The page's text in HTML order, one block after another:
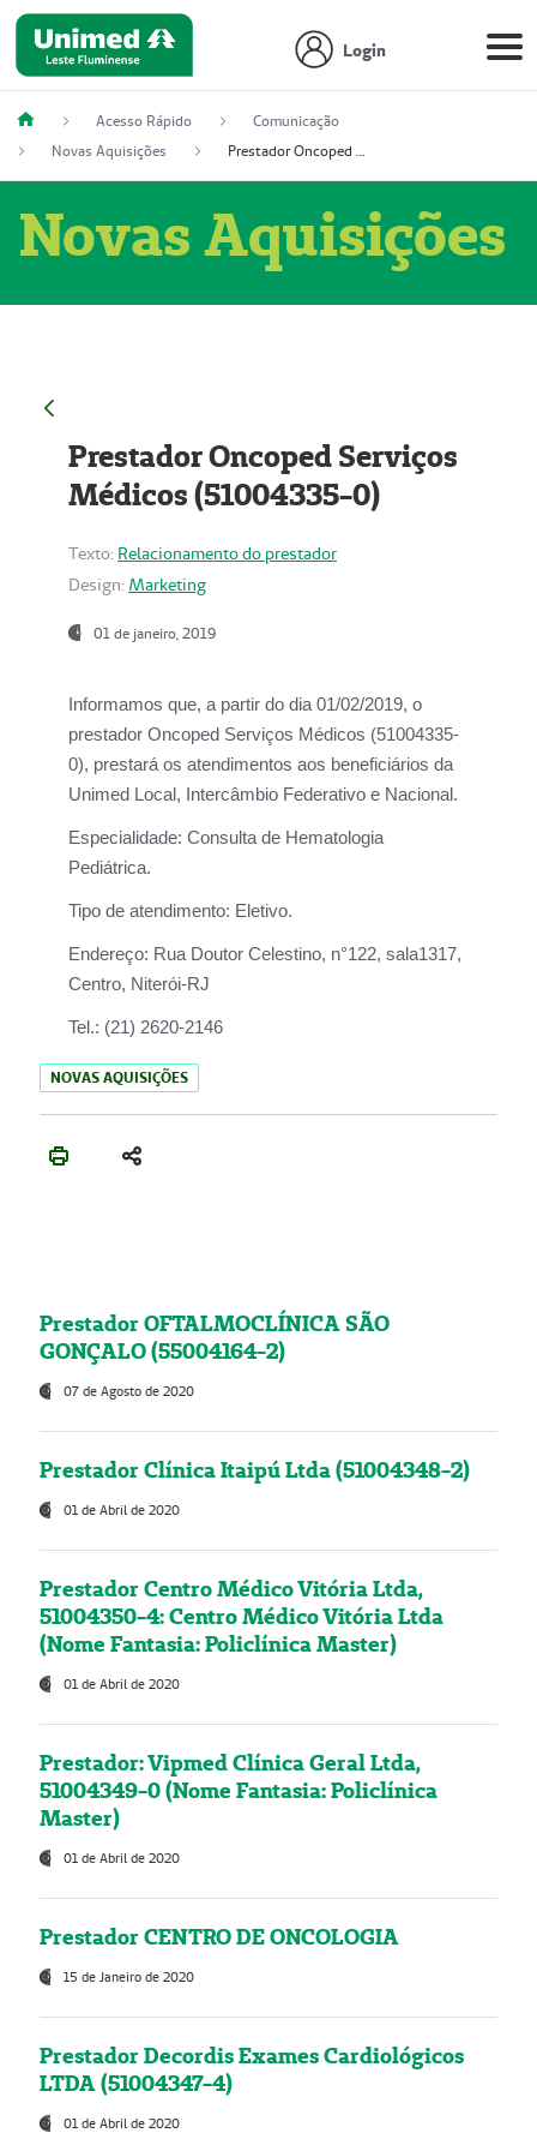
Login
Acesso Rápido
Comunicação
Novas Aquisições
Prestador Oncoped Serviços Médicos (51004335-0)
Novas Aquisições
Prestador Oncoped Serviços
Médicos (51004335-0)
Texto: Relacionamento do prestador
Design: Marketing
01 de janeiro, 2019
Informamos que, a partir do dia 01/02/2019, o
prestador Oncoped Serviços Médicos (51004335-
0), prestará os atendimentos aos beneficiários da
Unimed Local, Intercâmbio Federativo e Nacional.
Especialidade: Consulta de Hematologia
Pediátrica.
Tipo de atendimento: Eletivo.
Endereço: Rua Doutor Celestino, n°122, sala1317,
Centro, Niterói-RJ
Tel.: (21) 2620-2146
NOVAS AQUISIÇÕES
Prestador OFTALMOCLÍNICA SÃO
GONÇALO (55004164-2)
07 de Agosto de 2020
Prestador Clínica Itaipú Ltda (51004348-2)
01 de Abril de 2020
Prestador Centro Médico Vitória Ltda,
51004350-4: Centro Médico Vitória Ltda
(Nome Fantasia: Policlínica Master)
01 de Abril de 2020
Prestador: Vipmed Clínica Geral Ltda,
51004349-0 (Nome Fantasia: Policlínica
Master)
01 de Abril de 2020
Prestador CENTRO DE ONCOLOGIA
15 de Janeiro de 2020
Prestador Decordis Exames Cardiológicos
LTDA (51004347-4)
01 de Abril de 2020